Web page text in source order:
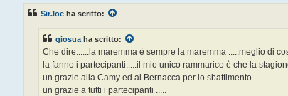
SirJoe ha scritto:
giosua ha scritto:
Che dire......la maremma è sempre la maremma .....meglio di
la fanno i partecipanti.....il mio unico rammarico è che la
un grazie alla Camy ed al Bernacca per lo sbattimento....
un grazie a tutti i partecipanti .....